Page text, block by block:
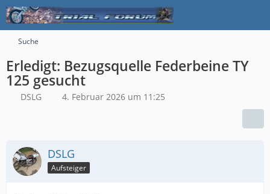
Suche
Erledigt: Bezugsquelle Federbeine TY
125 gesucht
DSLG 4. Februar 2026 um 11:25
DSLG
Aufsteiger